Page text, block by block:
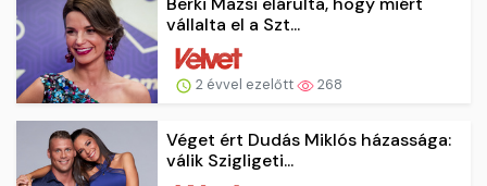
vállalta el a Szt...
2 évvel ezelőtt 268
Véget ért Dudás Miklós házassága:
válik Szigligeti...